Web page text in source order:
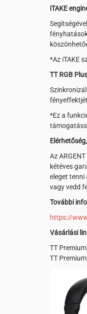
iTAKE
*Az iTAKE
TT RGB
*Ez a
Az
kétéves
eleget tenni
vagy vedd
További
https://
Vásárlási
TT
TT